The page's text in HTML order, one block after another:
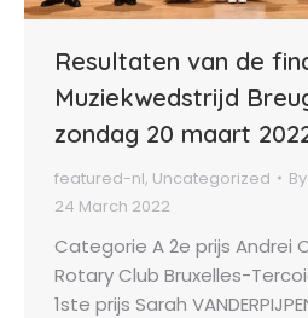
Resultaten van de
Muziekwedstrijd
zondag 20 maart
featured-nl, Uncategorized By
24 March 2022
Categorie A 2e prijs Andrei
Rotary Club Bruxelles-
1ste prijs Sarah